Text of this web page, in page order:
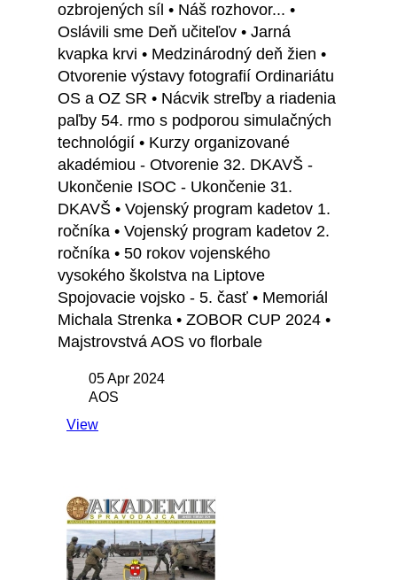
ozbrojených síl • Náš rozhovor... •
Oslávili sme Deň učiteľov • Jarná
kvapka krvi • Medzinárodný deň žien •
Otvorenie výstavy fotografií Ordinariátu
OS a OZ SR • Nácvik streľby a riadenia
paľby 54. rmo s podporou simulačných
technológií • Kurzy organizované
akadémiou - Otvorenie 32. DKAVŠ -
Ukončenie ISOC - Ukončenie 31.
DKAVŠ • Vojenský program kadetov 1.
ročníka • Vojenský program kadetov 2.
ročníka • 50 rokov vojenského
vysokého školstva na Liptove
Spojovacie vojsko - 5. časť • Memoriál
Michala Strenka • ZOBOR CUP 2024 •
Majstrovstvá AOS vo florbale
05 Apr 2024
AOS
View